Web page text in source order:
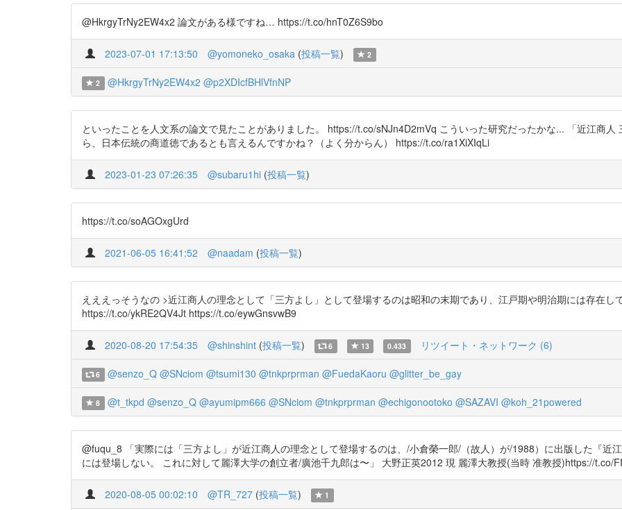
@HkrgyTrNy2EW4x2 論文がある様ですね… https://t.co/hnT0Z6S9bo
2023-07-01 17:13:50 @yomoneko_osaka (投稿一覧) 2
2 @HkrgyTrNy2EW4x2 @p2XDIcfBHlVfnNP
といったことを人文系の論文で見たことがありました。 https://t.co/sNJn4D2mVq こういった研究だったかな... 「近江商
ら、日本伝統の商道徳であるとも言えるんですかね？（よく分からん） https://t.co/ra1XiXIqLi
2023-01-23 07:26:35 @subaru1hi (投稿一覧)
https://t.co/soAGOxgUrd
2021-06-05 16:41:52 @naadam (投稿一覧)
えええっそうなの >近江商人の理念として「三方よし」として登場するのは昭和の末期であり、江戸期や明治期には存在
https://t.co/ykRE2QV4Jt https://t.co/eywGnsvwB9
2020-08-20 17:54:35 @shinshint (投稿一覧) 6 13 0.433 リツイート・ネットワーク (6)
6 @senzo_Q @SNciom @tsumi130 @tnkprprman @FuedaKaoru @glitter_be_gay
8 @t_tkpd @senzo_Q @ayumipm666 @SNciom @tnkprprman @echigonootoko @SAZAVI @koh_21powered
@fuqu_8 「実際には「三方よし」が近江商人の理念として登場するのは、/小倉榮一郎/（故人）が/1988）に出版した『近
には登場しない。 これに対して麗澤大学の創立者/廣池千九郎は〜」 大野正英2012 現 麗澤大教授(当時 准教授)https://t.co/
2020-08-05 00:02:10 @TR_727 (投稿一覧) 1